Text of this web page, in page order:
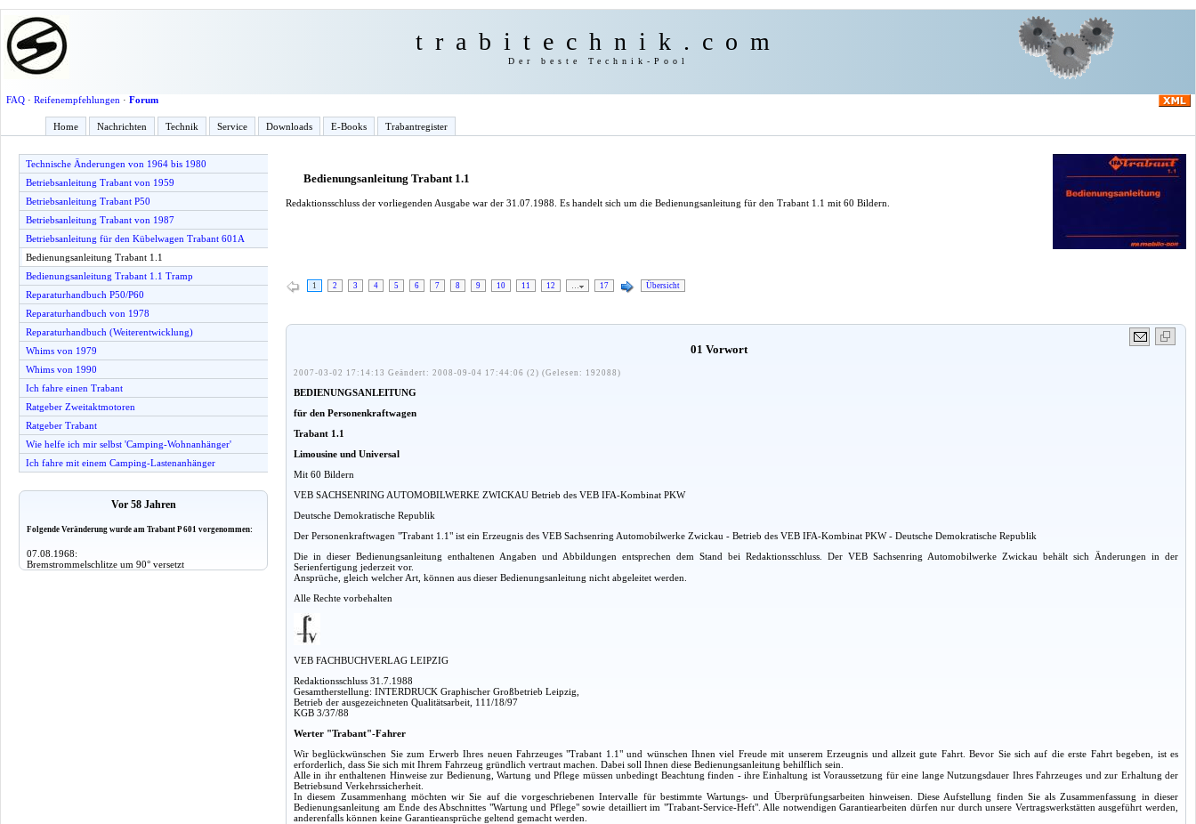
trabitechnik.com
Der beste Technik-Pool
FAQ· Reifenempfehlungen · Forum
Home Nachrichten Technik Service Downloads E-Books Trabantregister
Technische Änderungen von 1964 bis 1980
Betriebsanleitung Trabant von 1959
Betriebsanleitung Trabant P50
Betriebsanleitung Trabant von 1987
Betriebsanleitung für den Kübelwagen Trabant 601A
Bedienungsanleitung Trabant 1.1
Bedienungsanleitung Trabant 1.1 Tramp
Reparaturhandbuch P50/P60
Reparaturhandbuch von 1978
Reparaturhandbuch (Weiterentwicklung)
Whims von 1979
Whims von 1990
Ich fahre einen Trabant
Ratgeber Zweitaktmotoren
Ratgeber Trabant
Wie helfe ich mir selbst 'Camping-Wohnanhänger'
Ich fahre mit einem Camping-Lastenanhänger
Vor 58 Jahren
Folgende Veränderung wurde am Trabant P 601 vorgenommen:
07.08.1968:
Bremstrommelschlitze um 90° versetzt
Bedienungsanleitung Trabant 1.1
Redaktionsschluss der vorliegenden Ausgabe war der 31.07.1988. Es handelt sich um die Bedienungsanleitung für den Trabant 1.1 mit 60 Bildern.
1 2 3 4 5 6 7 8 9 10 11 12 … 17 Übersicht
01 Vorwort
2007-03-02 17:14:13 Geändert: 2008-09-04 17:44:06 (2) (Gelesen: 192088)
BEDIENUNGSANLEITUNG
für den Personenkraftwagen
Trabant 1.1
Limousine und Universal
Mit 60 Bildern
VEB SACHSENRING AUTOMOBILWERKE ZWICKAU Betrieb des VEB IFA-Kombinat PKW
Deutsche Demokratische Republik
Der Personenkraftwagen "Trabant 1.1" ist ein Erzeugnis des VEB Sachsenring Automobilwerke Zwickau - Betrieb des VEB IFA-Kombinat PKW - Deutsche Demokratische Republik
Die in dieser Bedienungsanleitung enthaltenen Angaben und Abbildungen entsprechen dem Stand bei Redaktionsschluss. Der VEB Sachsenring Automobilwerke Zwickau behält sich Änderungen in der
Serienfertigung jederzeit vor.
Ansprüche, gleich welcher Art, können aus dieser Bedienungsanleitung nicht abgeleitet werden.
Alle Rechte vorbehalten
VEB FACHBUCHVERLAG LEIPZIG
Redaktionsschluss 31.7.1988
Gesamtherstellung: INTERDRUCK Graphischer Großbetrieb Leipzig,
Betrieb der ausgezeichneten Qualitätsarbeit, 111/18/97
KGB 3/37/88
Werter "Trabant"-Fahrer
Wir beglückwünschen Sie zum Erwerb Ihres neuen Fahrzeuges "Trabant 1.1" und wünschen Ihnen viel Freude mit unserem Erzeugnis und allzeit gute Fahrt. Bevor Sie sich auf die erste Fahrt begeben, ist es
erforderlich, dass Sie sich mit Ihrem Fahrzeug gründlich vertraut machen. Dabei soll Ihnen diese Bedienungsanleitung behilflich sein.
Alle in ihr enthaltenen Hinweise zur Bedienung, Wartung und Pflege müssen unbedingt Beachtung finden - ihre Einhaltung ist Voraussetzung für eine lange Nutzungsdauer Ihres Fahrzeuges und zur Erhaltung der
Betriebsund Verkehrssicherheit.
In diesem Zusammenhang möchten wir Sie auf die vorgeschriebenen Intervalle für bestimmte Wartungs- und Überprüfungsarbeiten hinweisen. Diese Aufstellung finden Sie als Zusammenfassung in dieser
Bedienungsanleitung am Ende des Abschnittes "Wartung und Pflege" sowie detailliert im "Trabant-Service-Heft". Alle notwendigen Garantiearbeiten dürfen nur durch unsere Vertragswerkstätten ausgeführt werden,
anderenfalls können keine Garantieansprüche geltend gemacht werden.